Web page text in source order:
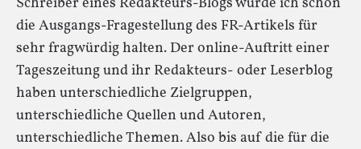
die Ausgangs-Fragestellung des FR-Artikels für
sehr fragwürdig halten. Der online-Auftritt einer
Tageszeitung und ihr Redakteurs- oder Leserblog
haben unterschiedliche Zielgruppen,
unterschiedliche Quellen und Autoren,
unterschiedliche Themen. Also bis auf die für die